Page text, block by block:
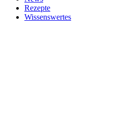
Rezepte
Wissenswertes